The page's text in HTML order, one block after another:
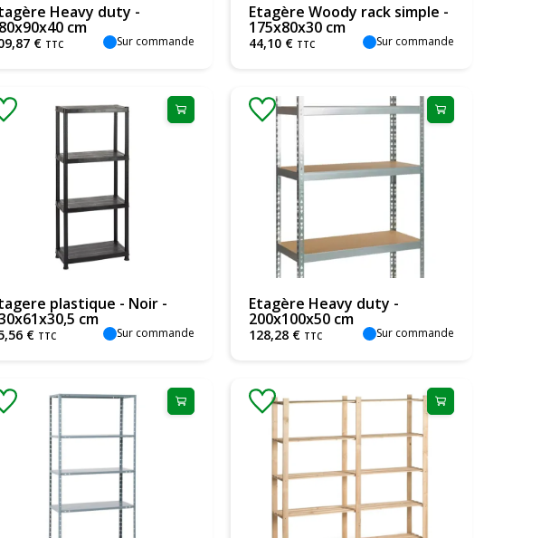
Heavy duty -
cm
,87€ TTC Sur commande
Etagère Woody rack simple -
175x80x30 cm
44,10 € TTC Sur commande
plastique - Noir -
cm
,56€ TTC Sur commande
Etagère Heavy duty -
200x100x50 cm
128,28 € TTC Sur commande